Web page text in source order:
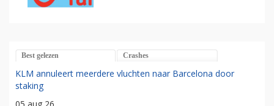
Best gelezen Crashes
KLM annuleert meerdere vluchten naar Barcelona door
staking